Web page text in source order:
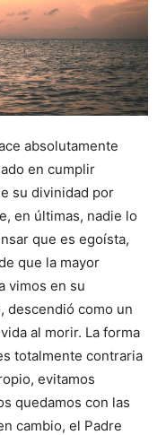
absolutamente
en cumplir
su divinidad por
en últimas, nadie lo
que es egoísta,
que la mayor
vimos en su
descendió como un
al morir. La forma
totalmente contraria
evitamos
quedamos con las
cambio, el Padre